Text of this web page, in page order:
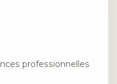
professionnelles